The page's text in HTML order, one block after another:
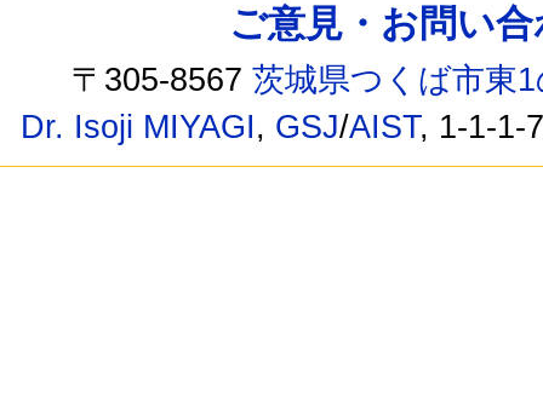
ご意見・お問い
〒305-8567茨城県つくば市東
Dr. Isoji MIYAGI, GSJ/AIST, 1-1-1-